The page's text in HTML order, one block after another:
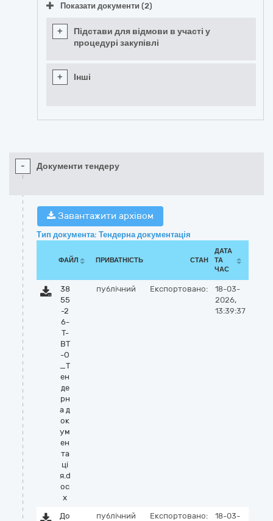
Показати документи (2)
+
Підстави для відмови в участі у
процедурі закупівлі
+ Інші
- Документи тендеру
Завантажити архівом
Тип документа: Тендерна документація
ФАЙЛ ПРИВАТНІСТЬ СТАН
ДАТА
ТА
ЧАС
38
55
-2
6-
Т-
ВТ
-О
_Т
ен
де
рн
а д
ок
ум
ен
та
ці
я.d
oc
x
публічний Експортовано:
18-03-
2026,
13:39:37
До
публічний Експортовано:
18-03-